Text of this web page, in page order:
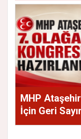
MHP
İçin Geri